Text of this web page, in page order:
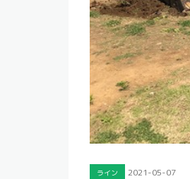
ライン 2021-05-07